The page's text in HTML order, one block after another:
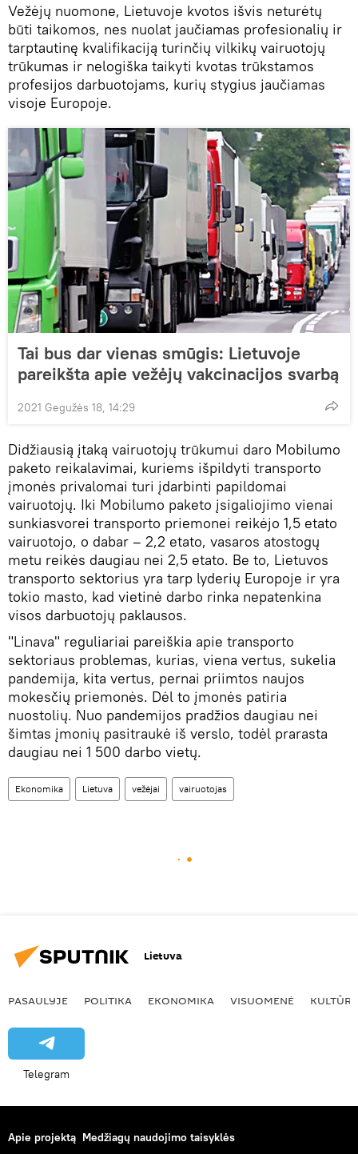
Vežėjų nuomone, Lietuvoje kvotos išvis neturėtų
būti taikomos, nes nuolat jaučiamas profesionalių ir
tarptautinę kvalifikaciją turinčių vilkikų vairuotojų
trūkumas ir nelogiška taikyti kvotas trūkstamos
profesijos darbuotojams, kurių stygius jaučiamas
visoje Europoje.
Tai bus dar vienas smūgis: Lietuvoje
pareikšta apie vežėjų vakcinacijos svarbą
2021 Gegužės 18, 14:29
Didžiausią įtaką vairuotojų trūkumui daro Mobilumo
paketo reikalavimai, kuriems išpildyti transporto
įmonės privalomai turi įdarbinti papildomai
vairuotojų. Iki Mobilumo paketo įsigaliojimo vienai
sunkiasvorei transporto priemonei reikėjo 1,5 etato
vairuotojo, o dabar – 2,2 etato, vasaros atostogų
metu reikės daugiau nei 2,5 etato. Be to, Lietuvos
transporto sektorius yra tarp lyderių Europoje ir yra
tokio masto, kad vietinė darbo rinka nepatenkina
visos darbuotojų paklausos.
"Linava" reguliariai pareiškia apie transporto
sektoriaus problemas, kurias, viena vertus, sukelia
pandemija, kita vertus, pernai priimtos naujos
mokesčių priemonės. Dėl to įmonės patiria
nuostolių. Nuo pandemijos pradžios daugiau nei
šimtas įmonių pasitraukė iš verslo, todėl prarasta
daugiau nei 1 500 darbo vietų.
Ekonomika Lietuva vežėjai vairuotojas
Lietuva
PASAULYJE POLITIKA EKONOMIKA VISUOMENĖ KULTŪRA
Telegram
Apie projektą Medžiagų naudojimo taisyklės